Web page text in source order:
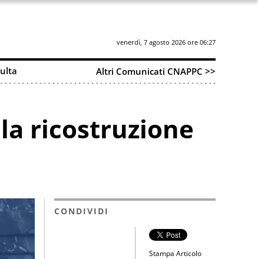
venerdì, 7 agosto 2026 ore 06:27
Altri Comunicati CNAPPC >>
ricostruzione
CONDIVIDI
Stampa Articolo